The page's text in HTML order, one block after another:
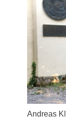
Andreas